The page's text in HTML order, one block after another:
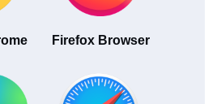
Firefox Browser